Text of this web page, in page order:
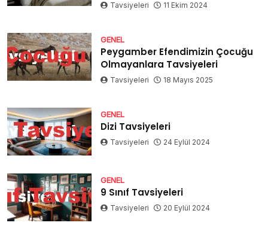
Tavsiyeleri 11 Ekim 2024
GENEL
Peygamber Efendimizin Çocuğu
Olmayanlara Tavsiyeleri
Tavsiyeleri 18 Mayıs 2025
GENEL
Dizi Tavsiyeleri
Tavsiyeleri 24 Eylül 2024
GENEL
9 Sınıf Tavsiyeleri
Tavsiyeleri 20 Eylül 2024